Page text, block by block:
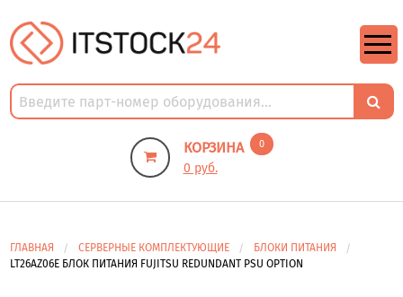
КОРЗИНА 0
0 руб.
ГЛАВНАЯ СЕРВЕРНЫЕ КОМПЛЕКТУЮЩИЕ
БЛОКИ ПИТАНИЯ
LT26AZ06E БЛОК ПИТАНИЯ FUJITSU REDUNDANT PSU OPTION